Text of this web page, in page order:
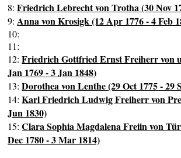
8:Friedrich Lebrecht von Trotha (30 Nov
9:Anna von Krosigk (12 Apr 1776 - 4 Feb
10:
11:
12:Friedrich Gottfried Ernst Freiherr von
Jan 1769 - 3 Jan 1848)
13:Dorothea von Lenthe (29 Oct 1775 - 29
14:Karl Friedrich Ludwig Freiherr von
Jun 1830)
15:Clara Sophia Magdalena Freiin von
Dec 1780 - 3 Mar 1814)